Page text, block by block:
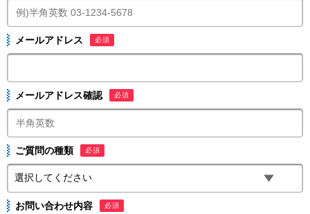
メールアドレス 必須
メールアドレス確認 必須
ご質問の種類 必須
お問い合わせ内容 必須